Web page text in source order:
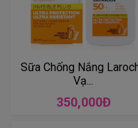
Sữa Chống Nắng
Vạ...
350,000Đ